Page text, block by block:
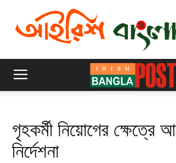
গৃহকর্মী নিয়োগের ক্ষেত্রে
নির্দেশনা